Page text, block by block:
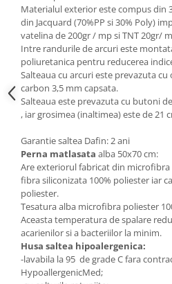
Materialul exterior este compus din
din Jacquard (70%PP si 30% Poly)
vatelina de 200gr / mp si TNT 20gr/
Intre randurile de arcuri este
poliuretanica pentru reducerea
Salteaua cu arcuri este prevazuta
carbon 3,5 mm capsata.
Salteaua este prevazuta cu butoni
, iar grosimea (inaltimea) este de 21
Garantie saltea Dafin: 2 ani
Perna matlasata alba 50x70 cm:
Are exteriorul fabricat din
fibra siliconizata 100% poliester iar
poliester.
Tesatura alba microfibra poliester
Aceasta temperatura de spalare
acarienilor si a bacteriilor la minim.
Husa saltea hipoalergenica:
-lavabila la 95 de grade C fara
HypoallergenicMed;